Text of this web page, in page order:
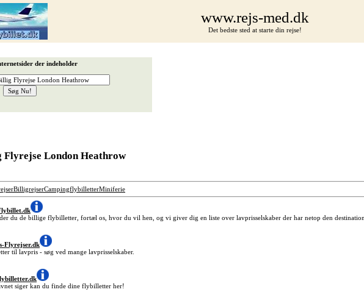
www.rejs-med.dk
Det bedste sted at starte din rejse!
der indeholder
London Heathrow
BilligrejserCampingflybilletterMiniferie
du de billige flybilletter, fortæl os, hvor du vil hen, og vi giver dig en liste over lavprisselskaber der har netop den
Flyrejser.dk
til lavpris - søg ved mange lavprisselskaber.
siger kan du finde dine flybilletter her!